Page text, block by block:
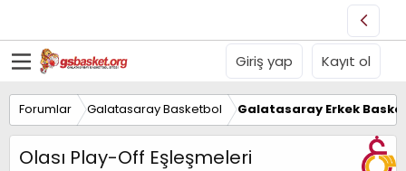
Giriş yap Kayıt ol
Forumlar Galatasaray Basketbol Galatasaray Erkek
Olası Play-Off Eşleşmeleri